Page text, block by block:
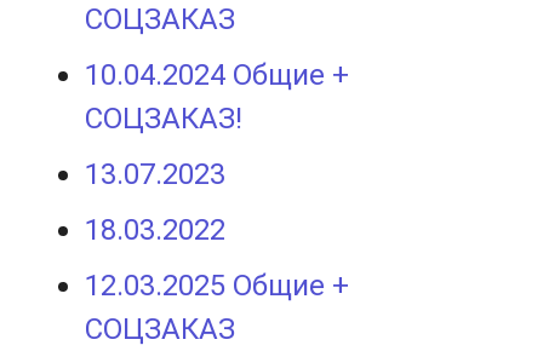
СОЦЗАКАЗ
10.04.2024 Общие +
СОЦЗАКАЗ!
13.07.2023
18.03.2022
12.03.2025 Общие +
СОЦЗАКАЗ